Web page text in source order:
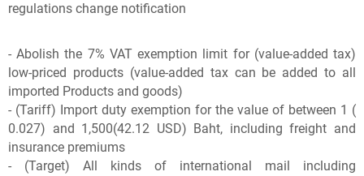
regulations change notification
- Abolish the 7% VAT exemption limit for (value-added tax)
low-priced products (value-added tax can be added to all
imported Products and goods)
- (Tariff) Import duty exemption for the value of between 1 (
0.027) and 1,500(42.12 USD) Baht, including freight and
insurance premiums
- (Target) All kinds of international mail including